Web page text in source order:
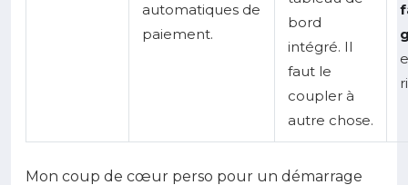
automatiques de
paiement.
bord
intégré. Il
faut le
coupler à
autre chose.
Mon coup de cœur perso pour un démarrage